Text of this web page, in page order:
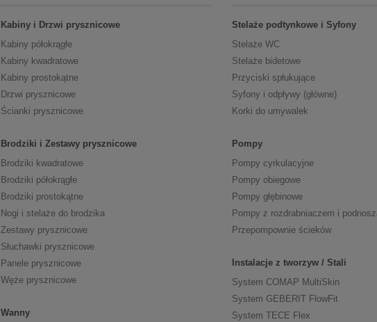
Kabiny i Drzwi prysznicowe
Kabiny półokrągłe
Kabiny kwadratowe
Kabiny prostokątne
Drzwi prysznicowe
Ścianki prysznicowe
Brodziki i Zestawy prysznicowe
Brodziki kwadratowe
Brodziki półokrągłe
Brodziki prostokątne
Nogi i stelaże do brodzika
Zestawy prysznicowe
Słuchawki prysznicowe
Panele prysznicowe
Węże prysznicowe
Wanny
Stelaże podtynkowe i Syfony
Stelaże WC
Stelaże bidetowe
Przyciski spłukujące
Syfony i odpływy (główne)
Korki do umywalek
Pompy
Pompy cyrkulacyjne
Pompy obiegowe
Pompy głębinowe
Pompy z rozdrabniaczem i
Przepompownie ścieków
Instalacje z tworzyw / Stali
System COMAP MultiSkin
System GEBERIT FlowFit
System TECE Flex